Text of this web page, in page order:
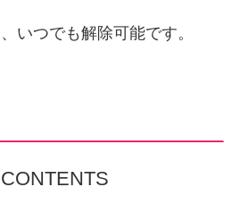
いつでも解除可能です。
CONTENTS